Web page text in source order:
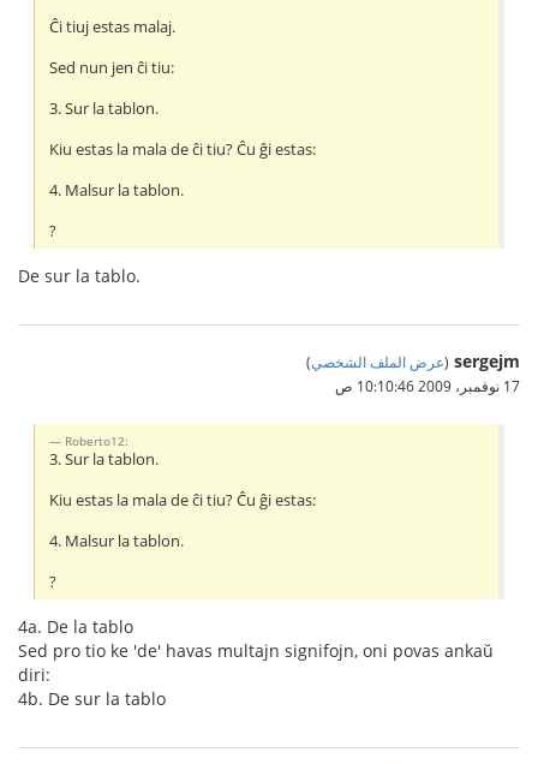
Ĉi tiuj estas malaj.
Sed nun jen ĉi tiu:
3. Sur la tablon.
Kiu estas la mala de ĉi tiu? Ĉu ĝi estas:
4. Malsur la tablon.
?
De sur la tablo.
sergejm
(عرض الملف الشخصي)
17 نوفمبر، 2009 10:10:46 ص
Roberto12:
3. Sur la tablon.
Kiu estas la mala de ĉi tiu? Ĉu ĝi estas:
4. Malsur la tablon.
?
4a. De la tablo
Sed pro tio ke 'de' havas multajn signifojn, oni povas ankaŭ
diri:
4b. De sur la tablo